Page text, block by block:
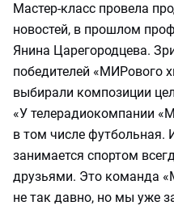
Мастер-класс провела
новостей, в прошлом
Янина Царегородцева.
победителей «МИРового
выбирали композиции
«У телерадиокомпании
в том числе футбольная.
занимается спортом
друзьями. Это команда
не так давно, но мы уже